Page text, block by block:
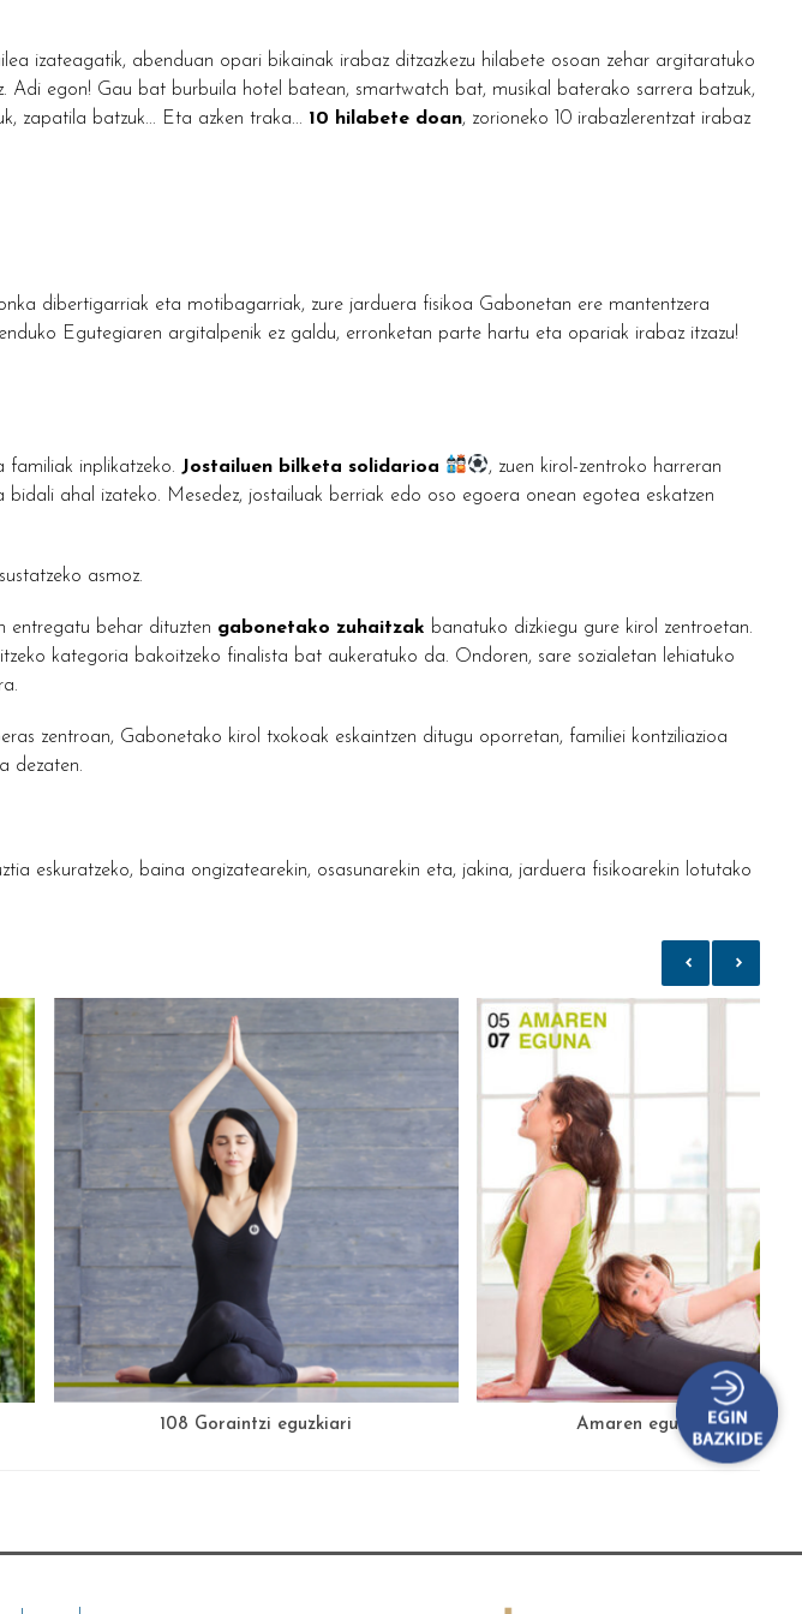
izateagatik, abenduan opari bikainak irabaz ditzazkezu hilabete osoan zehar argitaratuko
Adi egon! Gau bat burbuila hotel batean, smartwatch bat, musikal baterako sarrera batzuk,
zapatila batzuk... Eta azken traka... 10 hilabete doan, zorioneko 10 irabazlerentzat irabaz
dibertigarriak eta motibagarriak, zure jarduera fisikoa Gabonetan ere mantentzera
Egutegiaren argitalpenik ez galdu, erronketan parte hartu eta opariak irabaz itzazu!
familiak inplikatzeko. Jostailuen bilketa solidarioa
, zuen kirol-zentroko harreran
ahal izateko. Mesedez, jostailuak berriak edo oso egoera onean egotea eskatzen
asmoz.
entregatu behar dituzten gabonetako zuhaitzak banatuko dizkiegu gure kirol zentroetan.
kategoria bakoitzeko finalista bat aukeratuko da. Ondoren, sare sozialetan lehiatuko
zentroan, Gabonetako kirol txokoak eskaintzen ditugu oporretan, familiei kontziliazioa
dezaten.
eskuratzeko, baina ongizatearekin, osasunarekin eta, jakina, jarduera fisikoarekin lotutako
108 Goraintzi eguzkiari Amaren egun zoriontsua